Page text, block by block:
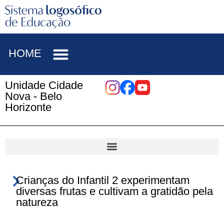
HOME
Unidade Cidade
Nova - Belo
Horizonte
Crianças do Infantil 2 experimentam
diversas frutas e cultivam a gratidão pela
natureza